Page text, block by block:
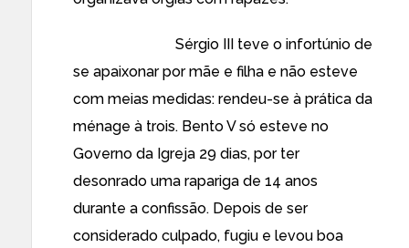
Sérgio III teve o infortúnio de
se apaixonar por mãe e filha e não esteve
com meias medidas: rendeu-se à prática da
ménage à trois. Bento V só esteve no
Governo da Igreja 29 dias, por ter
desonrado uma rapariga de 14 anos
durante a confissão. Depois de ser
considerado culpado, fugiu e levou boa